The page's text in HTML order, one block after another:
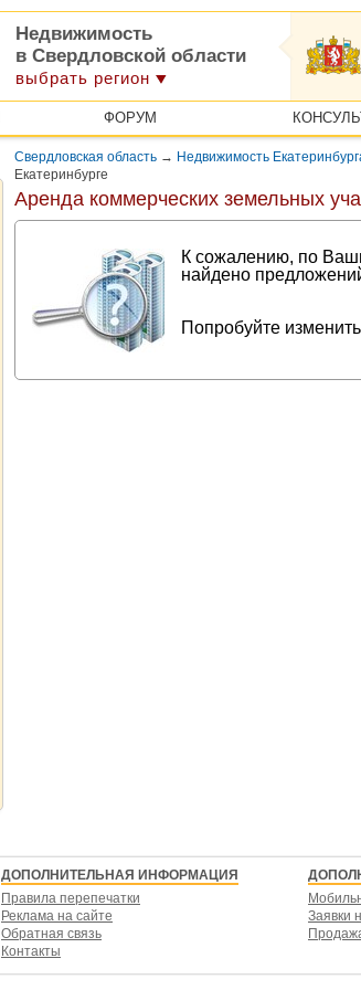
Недвижимость
в Свердловской области
выбрать регион
ФОРУМ
Свердловская область → Недвижимость
Екатеринбурге
Аренда коммерческих земельных
К сожалению, по
найдено
Попробуйте
ДОПОЛНИТЕЛЬНАЯ ИНФОРМАЦИЯ
Правила перепечатки
Реклама на сайте
Обратная связь
Контакты
Заявки